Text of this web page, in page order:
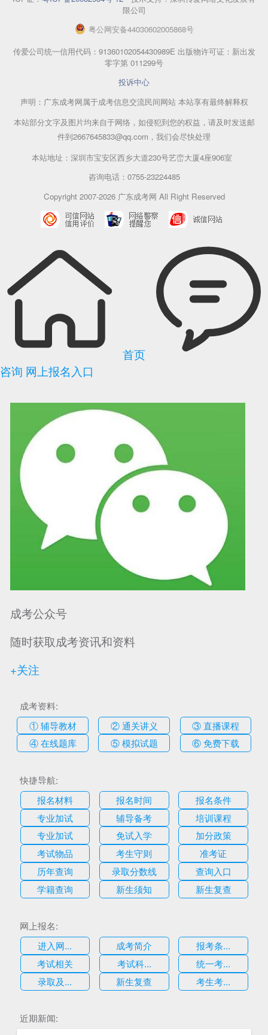
限公司
粤公网安备44030602005868号
传爱公司统一信用代码：91360102054430989E 出版物许可证：新出发
零字第 011299号
投诉中心
声明：广东成考网属于成考信息交流民间网站 本站享有最终解释权
本站部分文字及图片均来自于网络，如侵犯到您的权益，请及时发送邮
件到2667645833@qq.com，我们会尽快处理
本站地址：深圳市宝安区西乡大道230号艺峦大厦4座906室
咨询电话：0755-23224485
Copyright 2007-2026 广东成考网 All Right Reserved
可信网站信用评 网络警察提醒你 诚信网站
首页
咨询 网上报名入口
成考公众号
随时获取成考资讯和资料
+关注
成考资料:
① 辅导教材
② 通关讲义
③ 直播课程
④ 在线题库
⑤ 模拟试题 ⑥ 免费下载
快捷导航:
报名材料
报名时间
报名条件
专业加试
辅导备考
培训课程
专业加试
免试入学
加分政策
考试物品
考生守则
准考证
历年查询
录取分数线
查询入口
学籍查询
新生须知 新生复查
网上报名:
进入网...
成考简介
报考条...
考试相关
考试科...
统一考...
录取及...
新生复查 考生考...
近期新闻: